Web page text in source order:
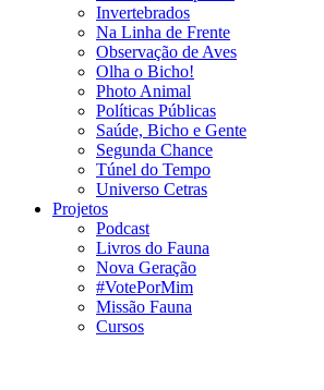
Invertebrados
Na Linha de Frente
Observação de Aves
Olha o Bicho!
Photo Animal
Políticas Públicas
Saúde, Bicho e Gente
Segunda Chance
Túnel do Tempo
Universo Cetras
Projetos
Podcast
Livros do Fauna
Nova Geração
#VotePorMim
Missão Fauna
Cursos